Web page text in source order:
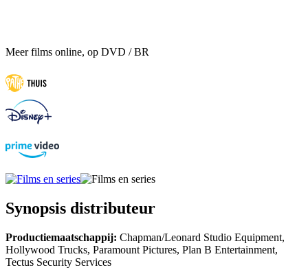
Meer films online, op DVD / BR
Synopsis distributeur
Productiemaatschappij: Chapman/Leonard Studio Equipment,
Hollywood Trucks, Paramount Pictures, Plan B Entertainment,
Tectus Security Services